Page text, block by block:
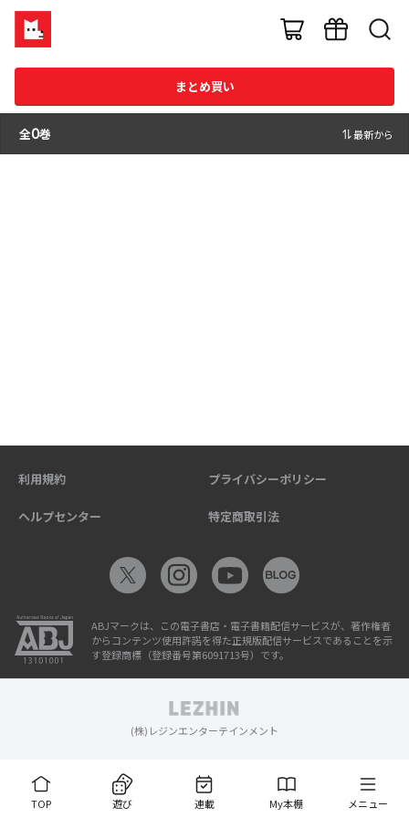
まとめ買い
全0巻 最新から
TOP 遊び 連載 My本棚 メニュー
利用規約 プライバシーポリシー
ヘルプセンター 特定商取引法
ABJマークは、この電子書店・電子書籍配信サービスが、著作権者
からコンテンツ使用許諾を得た正規版配信サービスであることを示
す登録商標（登録番号第6091713号）です。
(株)レジンエンターテインメント